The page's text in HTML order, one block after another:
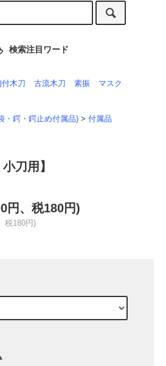
検索注目ワード
付木刀 古流木刀 素振 マスク
鍔・鍔止め付属品) > 付属品
刀用】
円、税180円)
税180円)